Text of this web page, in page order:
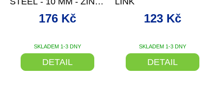
PLATED STEEL
SKLADEM 1-3 DNY
176 Kč
DETAIL
SKLADEM 1-3 DNY
123 Kč
DETAIL